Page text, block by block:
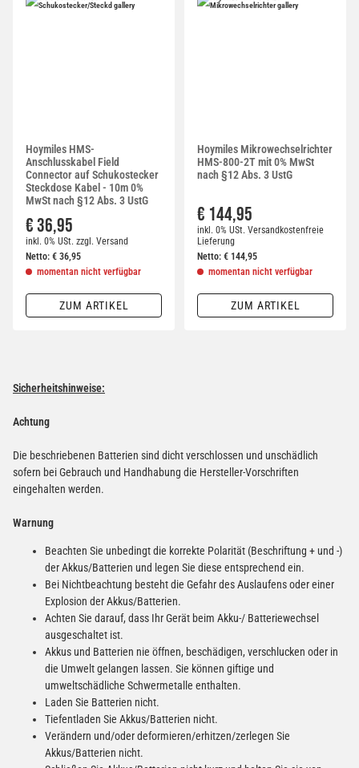
Hoymiles HMS-
Anschlusskabel Field
Connector auf Schukostecker
Steckdose Kabel - 10m 0%
MwSt nach §12 Abs. 3 UstG
€ 36,95
inkl. 0% USt. zzgl. Versand
Netto: € 36,95
momentan nicht verfügbar
ZUM ARTIKEL
Hoymiles Mikrowechselrichter
HMS-800-2T mit 0% MwSt
nach §12 Abs. 3 UstG
€ 144,95
inkl. 0% USt. Versandkostenfreie
Lieferung
Netto: € 144,95
momentan nicht verfügbar
ZUM ARTIKEL
Sicherheitshinweise:
Achtung
Die beschriebenen Batterien sind dicht verschlossen und unschädlich
sofern bei Gebrauch und Handhabung die Hersteller-Vorschriften
eingehalten werden.
Warnung
Beachten Sie unbedingt die korrekte Polarität (Beschriftung + und -)
der Akkus/Batterien und legen Sie diese entsprechend ein.
Bei Nichtbeachtung besteht die Gefahr des Auslaufens oder einer
Explosion der Akkus/Batterien.
Achten Sie darauf, dass Ihr Gerät beim Akku-/ Batteriewechsel
ausgeschaltet ist.
Akkus und Batterien nie öffnen, beschädigen, verschlucken oder in
die Umwelt gelangen lassen. Sie können giftige und
umweltschädliche Schwermetalle enthalten.
Laden Sie Batterien nicht.
Tiefentladen Sie Akkus/Batterien nicht.
Verändern und/oder deformieren/erhitzen/zerlegen Sie
Akkus/Batterien nicht.